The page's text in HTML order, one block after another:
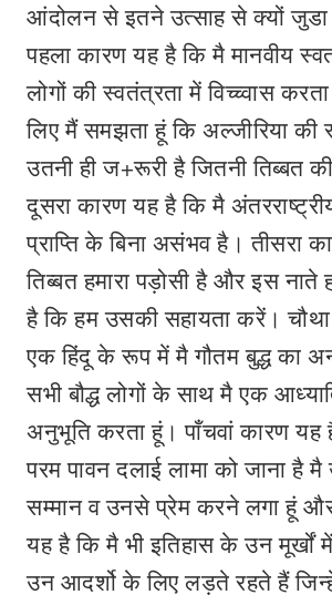
आंदोलन से इतने उत्साह से क्यों जुडा
पहला कारण यह है कि मै मानवीय
लोगों की स्वतंत्रता में विच्च्वास
लिए मैं समझता हूं कि अल्जीरिया की
उतनी ही ज+रूरी है जितनी तिब्बत
दूसरा कारण यह है कि मै
प्राप्ति के बिना असंभव है। तीसरा
तिब्बत हमारा पड़ोसी है और इस नाते
है कि हम उसकी सहायता करें।
एक हिंदू के रूप में मै गौतम बुद्ध का
सभी बौद्ध लोगों के साथ मै एक
अनुभूति करता हूं। पाँचवां कारण
परम पावन दलाई लामा को जाना है
सम्मान व उनसे प्रेम करने लगा हूं
यह है कि मै भी इतिहास के उन मूर्खों
उन आदर्शो के लिए लड़ते रहते हैं